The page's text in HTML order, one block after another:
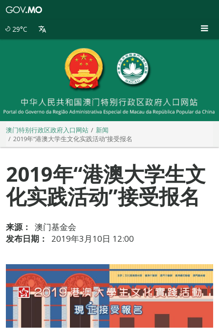
29°C
澳门特别行政区政府入口网站
新闻
2019年“港澳大学生文化实践活动”接受报名
2019年“港澳大学生文
化实践活动”接受报名
来源：
澳门基金会
发布日期：
2019年3月10日 12:00